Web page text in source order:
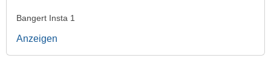
Bangert Insta 1
Anzeigen